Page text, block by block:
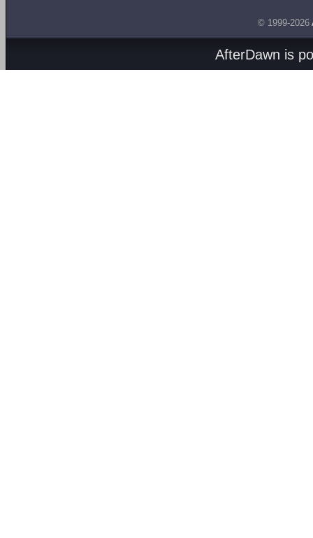
© 1999-2026
AfterDawn is